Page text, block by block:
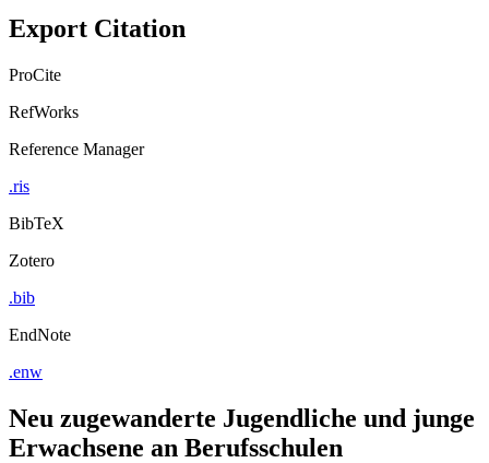
Export Citation
ProCite
RefWorks
Reference Manager
.ris
BibTeX
Zotero
.bib
EndNote
.enw
Neu zugewanderte Jugendliche und junge
Erwachsene an Berufsschulen